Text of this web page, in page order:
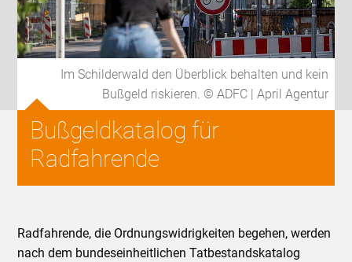
Im Schilderwald den Überblick behalten und kein
Bußgeld riskieren. © ADFC | April Agentur
Bußgeldkatalog für
Radfahrende
Radfahrende, die Ordnungswidrigkeiten begehen, werden
nach dem bundeseinheitlichen Tatbestandskatalog